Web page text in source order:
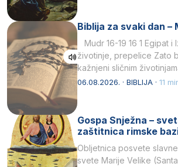
Biblija za svaki dan –
Mudr 16-19 16 1 Egipat i
životinje, prepelice Zato
kažnjeni sličnim
kukaca.2 A narod…
06.08.2026. · BIBLIJA · 11
Gospa Snježna –
zaštitnica rimske
Obljetnica posvete
svete Marije Velike